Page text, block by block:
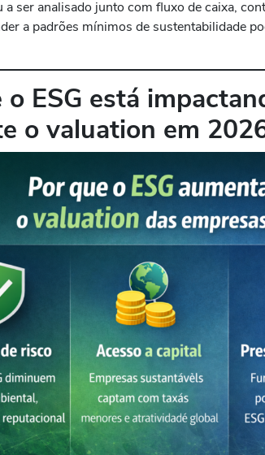
a ser analisado junto com fluxo de caixa,
a padrões mínimos de sustentabilidade
o ESG está
o valuation em